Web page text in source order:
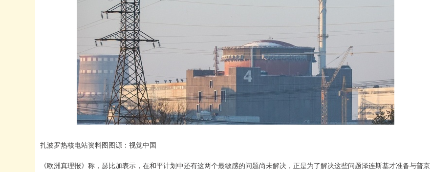
扎波罗热核电站资料图图源：视觉中国
《欧洲真理报》称，瑟比加表示，在和平计划中还有这两个最敏感的问题尚未解决，正是为了解决这些问题泽连斯基才准备与普京